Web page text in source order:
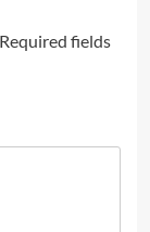
Required fields